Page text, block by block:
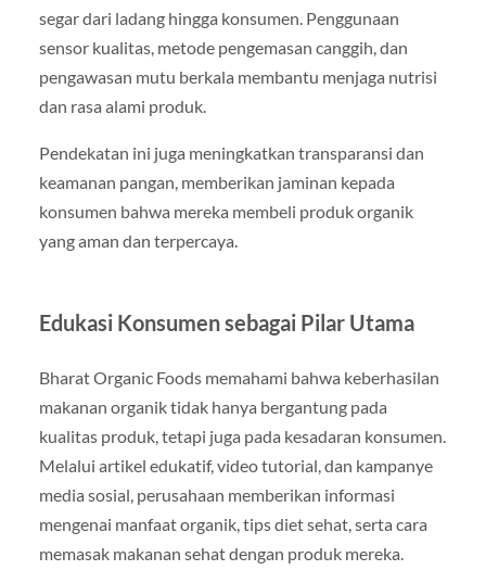
segar dari ladang hingga konsumen. Penggunaan
sensor kualitas, metode pengemasan canggih, dan
pengawasan mutu berkala membantu menjaga nutrisi
dan rasa alami produk.
Pendekatan ini juga meningkatkan transparansi dan
keamanan pangan, memberikan jaminan kepada
konsumen bahwa mereka membeli produk organik
yang aman dan terpercaya.
Edukasi Konsumen sebagai Pilar Utama
Bharat Organic Foods memahami bahwa keberhasilan
makanan organik tidak hanya bergantung pada
kualitas produk, tetapi juga pada kesadaran konsumen.
Melalui artikel edukatif, video tutorial, dan kampanye
media sosial, perusahaan memberikan informasi
mengenai manfaat organik, tips diet sehat, serta cara
memasak makanan sehat dengan produk mereka.